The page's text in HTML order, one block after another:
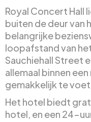
Royal Concert Hall
buiten de deur van
belangrijke
loopafstand van
Sauchiehall Street
allemaal binnen
gemakkelijk te
Het hotel biedt
hotel, en een 24-